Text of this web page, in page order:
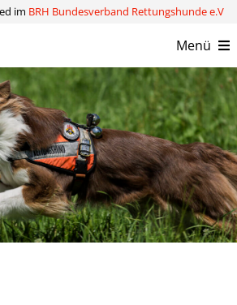
im BRH Bundesverband Rettungshunde e.V
Menü
Verein
Kompetenzen
Aktuelles
Kontakt